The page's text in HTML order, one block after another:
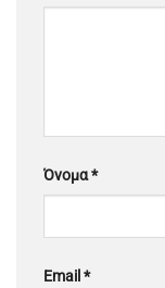
Όνομα*
Email *